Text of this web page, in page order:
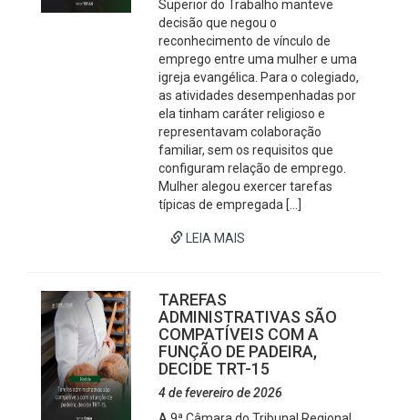
Superior do Trabalho manteve
decisão que negou o
reconhecimento de vínculo de
emprego entre uma mulher e uma
igreja evangélica. Para o colegiado,
as atividades desempenhadas por
ela tinham caráter religioso e
representavam colaboração
familiar, sem os requisitos que
configuram relação de emprego.
Mulher alegou exercer tarefas
típicas de empregada […]
LEIA MAIS
TAREFAS
ADMINISTRATIVAS SÃO
COMPATÍVEIS COM A
FUNÇÃO DE PADEIRA,
DECIDE TRT-15
4 de fevereiro de 2026